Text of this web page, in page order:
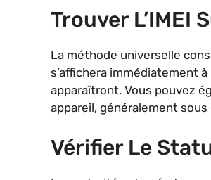
Trouver L’IMEI
La méthode universelle
s’affichera immédiatement
apparaîtront. Vous pouvez
appareil, généralement sous
Vérifier Le